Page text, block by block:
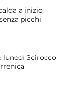
a inizio
picchi
lunedì Scirocco